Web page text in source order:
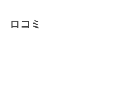
ロコミ